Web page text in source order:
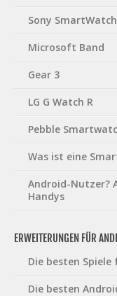
Sony
Microsoft Band
Gear 3
LG G Watch R
Pebble
Was ist eine
Android-Nutzer?
Handys
ERWEITERUNGEN FÜR
Die besten
Die besten